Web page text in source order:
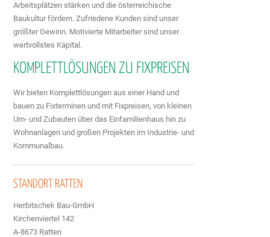
Arbeitsplätzen stärken und die österreichische
Baukultur fördern. Zufriedene Kunden sind unser
größter Gewinn. Motivierte Mitarbeiter sind unser
wertvollstes Kapital.
KOMPLETTLÖSUNGEN ZU FIXPREISEN
Wir bieten Komplettlösungen aus einer Hand und
bauen zu Fixterminen und mit Fixpreisen, von kleinen
Um- und Zubauten über das Einfamilienhaus hin zu
Wohnanlagen und großen Projekten im Industrie- und
Kommunalbau.
STANDORT RATTEN
Herbitschek Bau-GmbH
Kirchenviertel 142
A-8673 Ratten